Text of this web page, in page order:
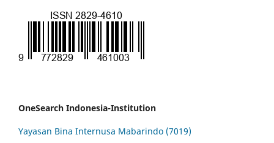
OneSearch Indonesia-Institution
Yayasan Bina Internusa Mabarindo (7019)